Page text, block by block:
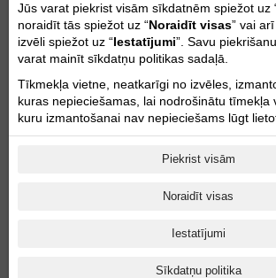
Dzesēšanas tips:
Šķidruma dzese
Dzinēja tilpums cm³:
Dzinēja taktis:
Starteris:
Keihin EFI, 44 mm droseles korpuss
Priekšējās piekares tips / Gājiens mm:
Jūs varat piekrist visām sīkdatnēm spiežot uz
noraidīt tās spiežot uz “Noraidīt visas” vai
izvēli spiežot uz “Iestatījumi”. Savu
varat mainīt sīkdatņu politikas sadaļā.
Tīkmekļa vietne, neatkarīgi no izvēles,
kuras nepieciešamas, lai nodrošinātu tīmekļa
kuru izmantošanai nav nepieciešams lūgt
Piekrist visām
Noraidīt visas
Iestatījumi
Sīkdatņu politika